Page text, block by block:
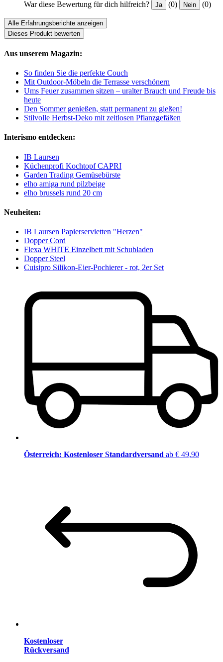
War diese Bewertung für dich hilfreich? Ja (0) Nein (0)
Alle Erfahrungsberichte anzeigen
Dieses Produkt bewerten
Aus unserem Magazin:
So finden Sie die perfekte Couch
Mit Outdoor-Möbeln die Terrasse verschönern
Ums Feuer zusammen sitzen – uralter Brauch und Freude bis
heute
Den Sommer genießen, statt permanent zu gießen!
Stilvolle Herbst-Deko mit zeitlosen Pflanzgefäßen
Interismo entdecken:
IB Laursen
Küchenprofi Kochtopf CAPRI
Garden Trading Gemüsebürste
elho amiga rund pilzbeige
elho brussels rund 20 cm
Neuheiten:
IB Laursen Papierservietten "Herzen"
Dopper Cord
Flexa WHITE Einzelbett mit Schubladen
Dopper Steel
Cuisipro Silikon-Eier-Pochierer - rot, 2er Set
Österreich: Kostenloser Standardversand ab € 49,90
Kostenloser
Rückversand